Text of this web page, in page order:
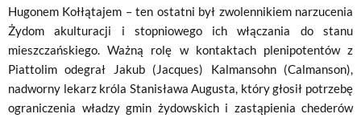
Hugonem Kołłątajem – ten ostatni był zwolennikiem narzucenia
Żydom akulturacji i stopniowego ich włączania do stanu
mieszczańskiego. Ważną rolę w kontaktach plenipotentów z
Piattolim odegrał Jakub (Jacques) Kalmansohn (Calmanson),
nadworny lekarz króla Stanisława Augusta, który głosił potrzebę
ograniczenia władzy gmin żydowskich i zastąpienia chederów